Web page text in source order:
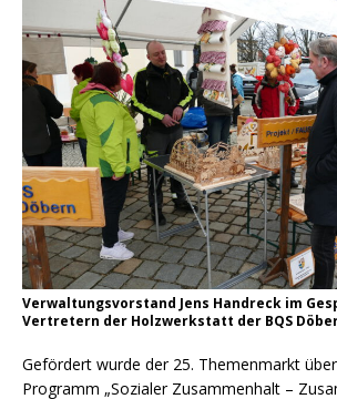
Verwaltungsvorstand Jens Handreck im
Vertretern der Holzwerkstatt der BQS
Gefördert wurde der 25. Themenmarkt
Programm „Sozialer Zusammenhalt –